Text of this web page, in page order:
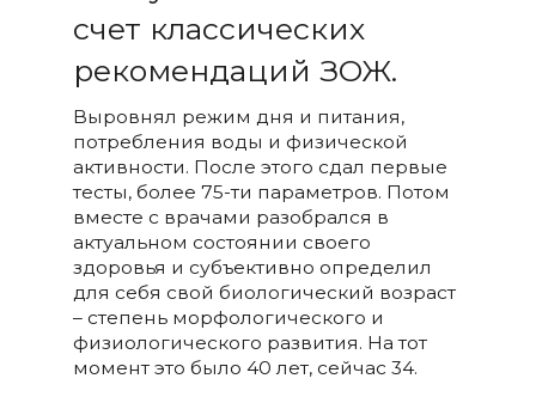
счет классических
рекомендаций ЗОЖ.
Выровнял режим дня и питания,
потребления воды и физической
активности. После этого сдал первые
тесты, более 75-ти параметров. Потом
вместе с врачами разобрался в
актуальном состоянии своего
здоровья и субъективно определил
для себя свой биологический возраст
– степень морфологического и
физиологического развития. На тот
момент это было 40 лет, сейчас 34.